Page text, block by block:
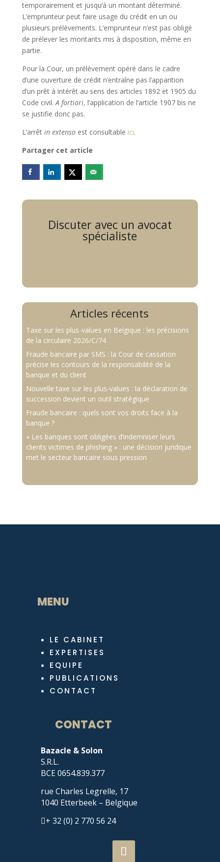
temporairement et jusqu’à un montant déterminé.
L’emprunteur peut faire usage du crédit en un ou
plusieurs prélèvements. L’emprunteur n’est pas obligé
de prélever les montants mis à disposition, même en
partie.
Pour la Cour, un prélèvement opéré dans le cadre
d’une ouverture de crédit n’entraîne pas l’apparition
d’un prêt à intérêt au sens des articles 1892 et 1905 du
Code civil.A fortiori, l’application de l’article 1907 bis ne
se justifie donc pas.
L’arrêt in extenso est consultable ici.
Partager cet article
Discuter avec un avocat
spécialiste
Articles récents
Taxe sur les plus-values en Belgique : les précisions
de la circulaire 2026/C/74
Fraude bancaire par SMS : la Cour de cassation
précise les contours de la responsabilité de la
banque et du client
Nouvelle taxe sur les plus-values : la déclaration de
succession devient un outil stratégique
Fraude bancaire : quels sont vos droits face à la
banque ?
« Les banques sont obligées d’indemniser leurs
clients victimes de phishing » : une décision juridique
met le secteur bancaire sous pression
MENU
LE CABINET
EXPERTISES
EQUIPE
PUBLICATIONS
CONTACT
CONTACT
Bazacle & Solon
S.R.L.
BCE 0654.839.377
rue Charles Legrelle, 17
1040 Etterbeek – Belgique
+ 32 (0) 2 770 56 24